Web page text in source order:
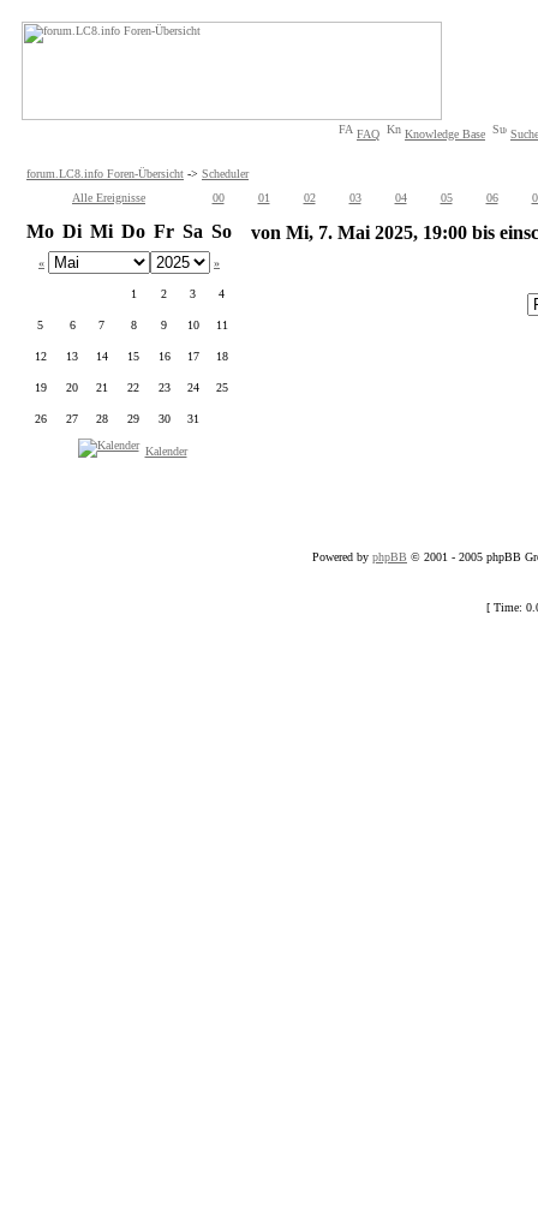
FAQ Knowledge Base
forum.LC8.info Foren-Übersicht -> Scheduler
Alle Ereignisse
00 01 02 03 04 05 06
Mo Di Mi Do Fr Sa So
« »
1 2 3 4
5 6 7 8 9 10 11
12 13 14 15 16 17 18
19 20 21 22 23 24 25
26 27 28 29 30 31
Kalender
von Mi, 7. Mai 2025, 19:00 bis
Powered by phpBB © 2001 - 2005 phpBB
[ Time: